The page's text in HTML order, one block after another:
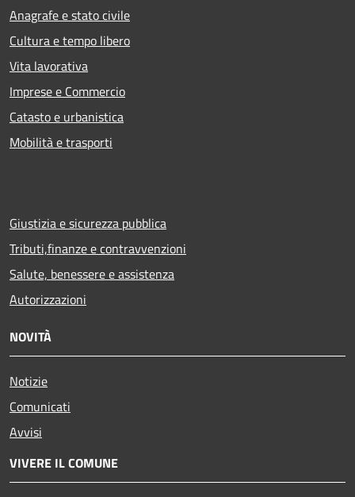
Anagrafe e stato civile
Cultura e tempo libero
Vita lavorativa
Imprese e Commercio
Catasto e urbanistica
Mobilità e trasporti
Giustizia e sicurezza pubblica
Tributi,finanze e contravvenzioni
Salute, benessere e assistenza
Autorizzazioni
NOVITÀ
Notizie
Comunicati
Avvisi
VIVERE IL COMUNE